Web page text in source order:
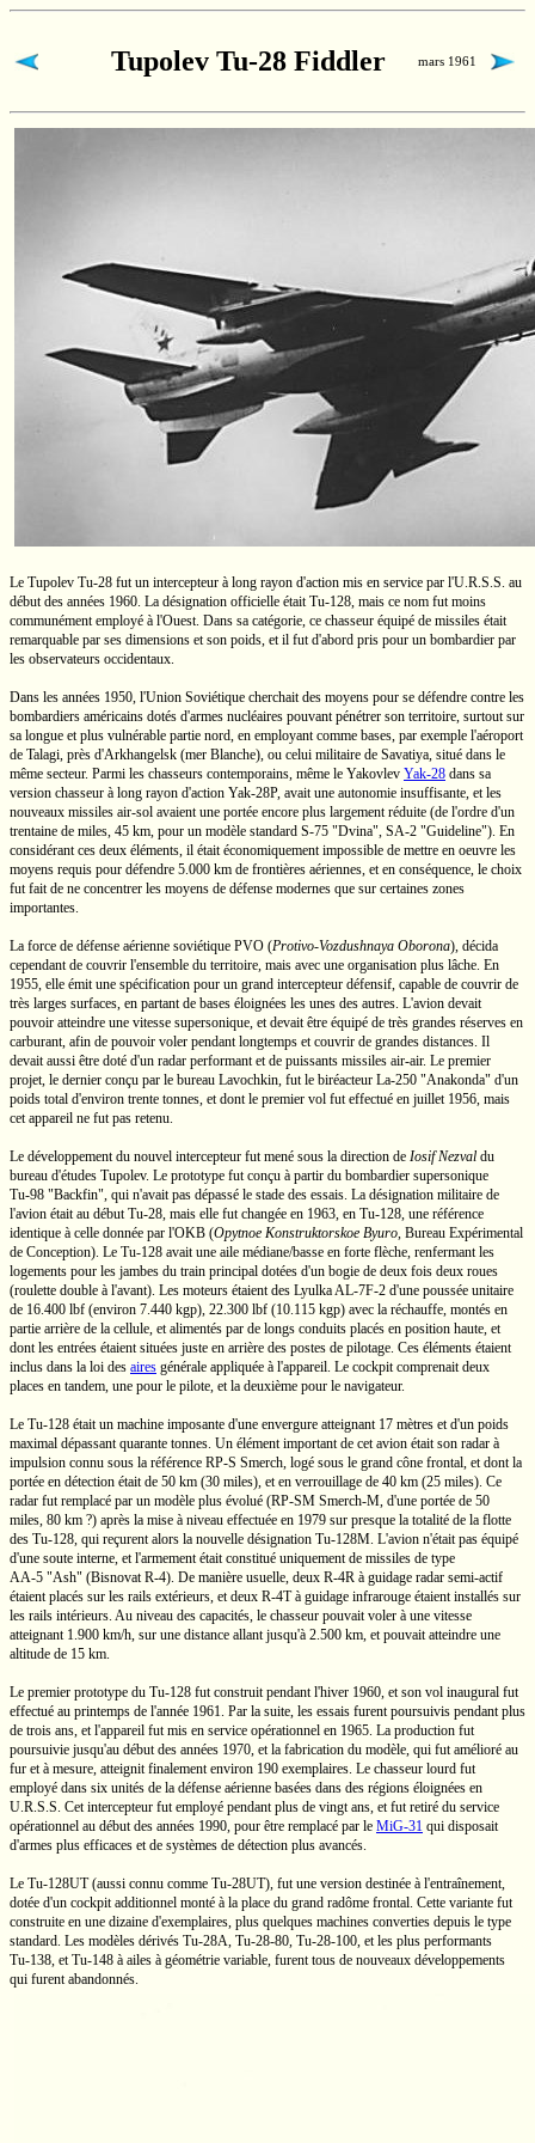
Tupolev Tu-28 Fiddler mars 1961
Le Tupolev Tu-28 fut un intercepteur à long rayon d'action mis en service par l'U.R.S.S. au
début des années 1960. La désignation officielle étaitTu-128, mais ce nom fut moins
communément employé à l'Ouest. Dans sa catégorie, ce chasseur équipé de missiles était
remarquable par ses dimensions et son poids, et il fut d'abord pris pour un bombardier par
les observateurs occidentaux.
Dans les années 1950, l'Union Soviétique cherchait des moyens pour se défendre contre les
bombardiers américains dotés d'armes nucléaires pouvant pénétrer son territoire, surtout sur
sa longue et plus vulnérable partie nord, en employant comme bases, par exemple l'aéroport
de Talagi, près d'Arkhangelsk (mer Blanche), ou celui militaire de Savatiya, situé dans le
même secteur. Parmi les chasseurs contemporains, même le Yakovlev Yak-28 dans sa
version chasseur à long rayon d'action Yak-28P, avait une autonomie insuffisante, et les
nouveaux missiles air-sol avaient une portée encore plus largement réduite (de l'ordre d'un
trentaine de miles, 45 km, pour un modèle standard S-75 "Dvina", SA-2 "Guideline"). En
considérant ces deux éléments, il était économiquement impossible de mettre en oeuvre les
moyens requis pour défendre 5.000 km de frontières aériennes, et en conséquence, le choix
fut fait de ne concentrer les moyens de défense modernes que sur certaines zones
importantes.
La force de défense aérienne soviétique PVO (Protivo-Vozdushnaya Oborona), décida
cependant de couvrir l'ensemble du territoire, mais avec une organisation plus lâche. En
1955, elle émit une spécification pour un grand intercepteur défensif, capable de couvrir de
très larges surfaces, en partant de bases éloignées les unes des autres. L'avion devait
pouvoir atteindre une vitesse supersonique, et devait être équipé de très grandes réserves en
carburant, afin de pouvoir voler pendant longtemps et couvrir de grandes distances. Il
devait aussi être doté d'un radar performant et de puissants missiles air-air. Le premier
projet, le dernier conçu par le bureau Lavochkin, fut le biréacteur La-250 "Anakonda" d'un
poids total d'environ trente tonnes, et dont le premier vol fut effectué en juillet 1956, mais
cet appareil ne fut pas retenu.
Le développement du nouvel intercepteur fut mené sous la direction de Iosif Nezval du
bureau d'études Tupolev. Le prototype fut conçu à partir du bombardier supersonique
Tu-98 "Backfin", qui n'avait pas dépassé le stade des essais. La désignation militaire de
l'avion était au début Tu-28, mais elle fut changée en 1963, en Tu-128, une référence
identique à celle donnée par l'OKB (Opytnoe Konstruktorskoe Byuro, Bureau Expérimental
de Conception). Le Tu-128 avait une aile médiane/basse en forte flèche, renfermant les
logements pour les jambes du train principal dotées d'un bogie de deux fois deux roues
(roulette double à l'avant). Les moteurs étaient des LyulkaAL-7F-2 d'une poussée unitaire
de 16.400 lbf (environ 7.440 kgp), 22.300 lbf (10.115 kgp) avec la réchauffe, montés en
partie arrière de la cellule, et alimentés par de longs conduits placés en position haute, et
dont les entrées étaient situées juste en arrière des postes de pilotage. Ces éléments étaient
inclus dans la loi des aires générale appliquée à l'appareil. Le cockpit comprenait deux
places en tandem, une pour le pilote, et la deuxième pour le navigateur.
Le Tu-128 était un machine imposante d'une envergure atteignant 17 mètres et d'un poids
maximal dépassant quarante tonnes. Un élément important de cet avion était son radar à
impulsion connu sous la référence RP-S Smerch, logé sous le grand cône frontal, et dont la
portée en détection était de 50 km (30 miles), et en verrouillage de 40 km (25 miles). Ce
radar fut remplacé par un modèle plus évolué (RP-SM Smerch-M, d'une portée de 50
miles, 80 km ?) après la mise à niveau effectuée en 1979 sur presque la totalité de la flotte
des Tu-128, qui reçurent alors la nouvelle désignation Tu-128M. L'avion n'était pas équipé
d'une soute interne, et l'armement était constitué uniquement de missiles de type
AA-5 "Ash" (BisnovatR-4). De manière usuelle, deux R-4R à guidage radar semi-actif
étaient placés sur les rails extérieurs, et deux R-4Tà guidage infrarouge étaient installés sur
les rails intérieurs. Au niveau des capacités, le chasseur pouvait voler à une vitesse
atteignant 1.900 km/h, sur une distance allant jusqu'à 2.500 km, et pouvait atteindre une
altitude de 15 km.
Le premier prototype du Tu-128 fut construit pendant l'hiver 1960, et son vol inaugural fut
effectué au printemps de l'année 1961. Par la suite, les essais furent poursuivis pendant plus
de trois ans, et l'appareil fut mis en service opérationnel en 1965. La production fut
poursuivie jusqu'au début des années 1970, et la fabrication du modèle, qui fut amélioré au
fur et à mesure, atteignit finalement environ 190 exemplaires. Le chasseur lourd fut
employé dans six unités de la défense aérienne basées dans des régions éloignées en
U.R.S.S. Cet intercepteur fut employé pendant plus de vingt ans, et fut retiré du service
opérationnel au début des années 1990, pour être remplacé par le MiG-31 qui disposait
d'armes plus efficaces et de systèmes de détection plus avancés.
Le Tu-128UT(aussi connu comme Tu-28UT), fut une version destinée à l'entraînement,
dotée d'un cockpit additionnel monté à la place du grand radôme frontal. Cette variante fut
construite en une dizaine d'exemplaires, plus quelques machines converties depuis le type
standard. Les modèles dérivés Tu-28A, Tu-28-80, Tu-28-100, et les plus performants
Tu-138, etTu-148 à ailes à géométrie variable, furent tous de nouveaux développements
qui furent abandonnés.